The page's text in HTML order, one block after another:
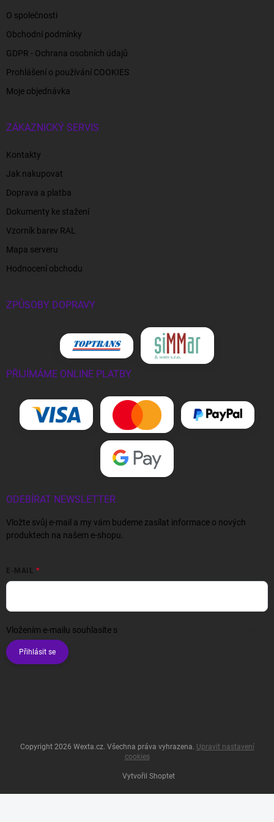
O společnosti
Obchodní podmínky
GDPR - Ochrana osobních údajů
Prohlášení o používání COOKIES
Moje objednávka
ZÁKAZNICKÝ SERVIS
Kontakty
Jak nakupovat
Doprava a platba
Dokumenty ke stažení
Vzorník barev RAL
Mapa serveru
Hodnocení obchodu
ZPŮSOBY DOPRAVY
PŘIJÍMÁME ONLINE PLATBY
ODEBÍRAT NEWSLETTER
Vložte svůj e-mail a my vám budeme zasílat informace o nových
produktech na našem e-shopu.
E-MAIL
Vložením e-mailu souhlasíte s
Přihlásit se
Vytvořil Shoptet
Copyright 2026 Wexta.cz. Všechna práva vyhrazena. Upravit nastavení
cookies